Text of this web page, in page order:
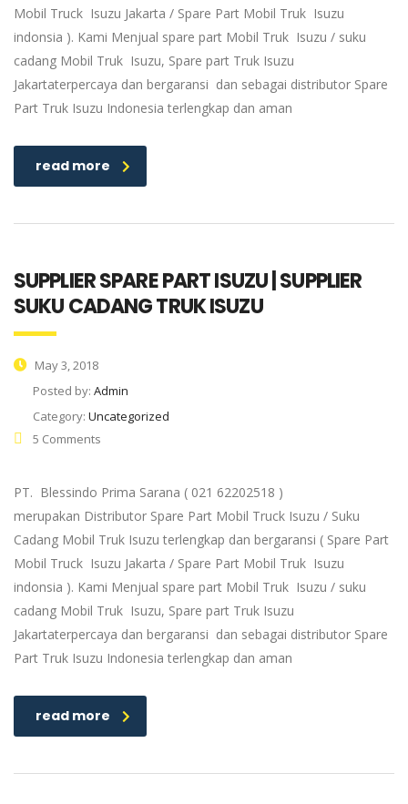
Mobil Truck Isuzu Jakarta / Spare Part Mobil Truk Isuzu
indonsia ). Kami Menjual spare part Mobil Truk Isuzu / suku
cadang Mobil Truk Isuzu, Spare part Truk Isuzu
Jakartaterpercaya dan bergaransi dan sebagai distributor Spare
Part Truk Isuzu Indonesia terlengkap dan aman
read more
SUPPLIER SPARE PART ISUZU | SUPPLIER
SUKU CADANG TRUK ISUZU
May 3, 2018
Posted by: Admin
Category: Uncategorized
5 Comments
PT. Blessindo Prima Sarana ( 021 62202518 )
merupakan Distributor Spare Part Mobil Truck Isuzu / Suku
Cadang Mobil Truk Isuzu terlengkap dan bergaransi ( Spare Part
Mobil Truck Isuzu Jakarta / Spare Part Mobil Truk Isuzu
indonsia ). Kami Menjual spare part Mobil Truk Isuzu / suku
cadang Mobil Truk Isuzu, Spare part Truk Isuzu
Jakartaterpercaya dan bergaransi dan sebagai distributor Spare
Part Truk Isuzu Indonesia terlengkap dan aman
read more